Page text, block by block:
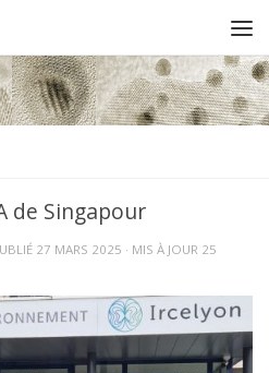
de Singapour
27 MARS 2025 · MIS À JOUR 25